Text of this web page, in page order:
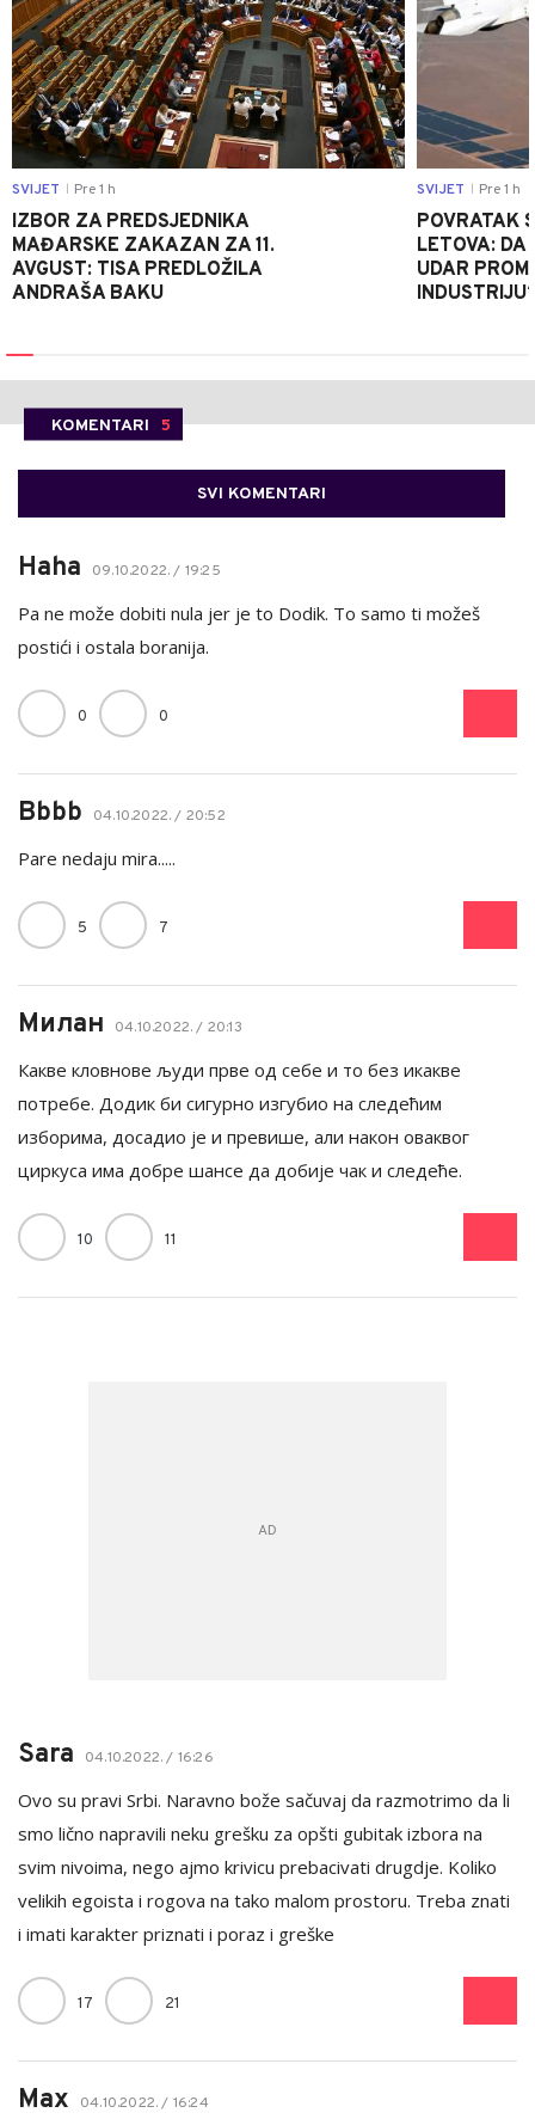
SVIJET Pre 1 h
IZBOR ZA PREDSJEDNIKA
MAĐARSKE ZAKAZAN ZA 11.
AVGUST: TISA PREDLOŽILA
ANDRAŠA BAKU
SVIJET Pre 1 h
POVRATAK
LETOVA: DA
UDAR
KOMENTARI 5
SVI KOMENTARI
Haha 09.10.2022. / 19:25
Pa ne može dobiti nula jer je to Dodik. To samo ti možeš
postići i ostala boranija.
0 0
Bbbb 04.10.2022. / 20:52
Pare nedaju mira.....
5 7
Милан 04.10.2022. / 20:13
Какве кловнове људи прве од себе и то без икакве
потребе. Додик би сигурно изгубио на следећим
изборима, досадио је и превише, али након оваквог
циркуса има добре шансе да добије чак и следеће.
10 11
Sara 04.10.2022. / 16:26
Ovo su pravi Srbi. Naravno bože sačuvaj da razmotrimo da li
smo lično napravili neku grešku za opšti gubitak izbora na
svim nivoima, nego ajmo krivicu prebacivati drugdje. Koliko
velikih egoista i rogova na tako malom prostoru. Treba znati
i imati karakter priznati i poraz i greške
17 21
Max 04.10.2022. / 16:24